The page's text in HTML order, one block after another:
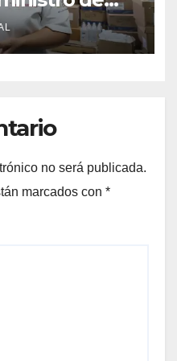
unidades
no será publicada.
marcados con *